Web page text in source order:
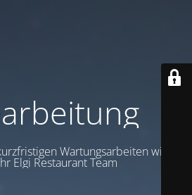
Wartungsarbeiten wieder
Elgi Restaurant Team